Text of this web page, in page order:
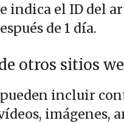
indica el ID del
de 1 día.
otros sitios
incluir
imágenes,